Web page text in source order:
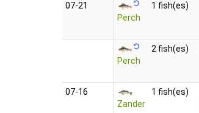
07‑21
Perch
1 fish(es)
Perch
2 fish(es)
07‑16
Zander
1 fish(es)